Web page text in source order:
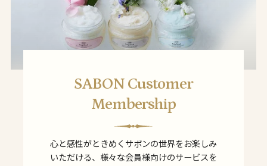
SABON Customer
Membership
心と感性がときめくサボンの世界をお楽しみ
いただける、様々な会員様向けのサービスを